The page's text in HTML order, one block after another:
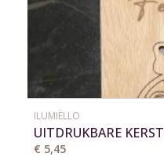
ILUMIËLLO
UITDRUKBARE
€ 5,45